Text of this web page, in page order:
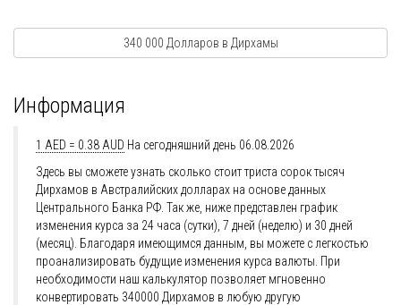
340 000 Долларов в Дирхамы
Информация
1 AED = 0.38 AUD На сегодняшний день 06.08.2026
Здесь вы сможете узнать сколько стоит триста сорок тысяч
Дирхамов в Австралийских долларах на основе данных
Центрального Банка РФ. Так же, ниже представлен график
изменения курса за 24 часа (сутки), 7 дней (неделю) и 30 дней
(месяц). Благодаря имеющимся данным, вы можете с легкостью
проанализировать будущие изменения курса валюты. При
необходимости наш калькулятор позволяет мгновенно
конвертировать 340000 Дирхамов в любую другую